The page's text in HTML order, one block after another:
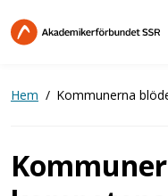
till
Hem Kommunerna